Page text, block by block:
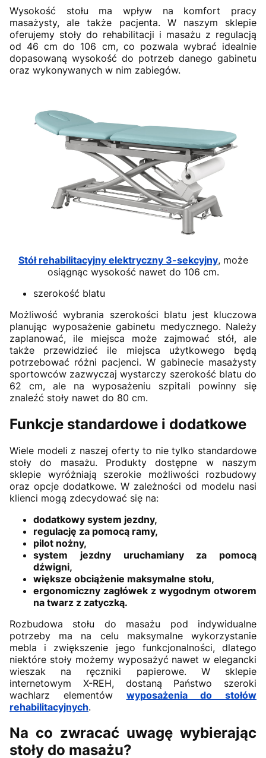
Wysokość stołu ma wpływ na komfort pracy
masażysty, ale także pacjenta. W naszym sklepie
oferujemy stoły do rehabilitacji i masażu z regulacją
od 46 cm do 106 cm, co pozwala wybrać idealnie
dopasowaną wysokość do potrzeb danego gabinetu
oraz wykonywanych w nim zabiegów.
Stół rehabilitacyjny elektryczny 3-sekcyjny, może
osiągnąc wysokość nawet do 106 cm.
szerokość blatu
Możliwość wybrania szerokości blatu jest kluczowa
planując wyposażenie gabinetu medycznego. Należy
zaplanować, ile miejsca może zajmować stół, ale
także przewidzieć ile miejsca użytkowego będą
potrzebować różni pacjenci. W gabinecie masażysty
sportowców zazwyczaj wystarczy szerokość blatu do
62 cm, ale na wyposażeniu szpitali powinny się
znaleźć stoły nawet do 80 cm.
Funkcje standardowe i dodatkowe
Wiele modeli z naszej oferty to nie tylko standardowe
stoły do masażu. Produkty dostępne w naszym
sklepie wyróżniają szerokie możliwości rozbudowy
oraz opcje dodatkowe. W zależności od modelu nasi
klienci mogą zdecydować się na:
dodatkowy system jezdny,
regulację za pomocą ramy,
pilot nożny,
system jezdny uruchamiany za pomocą
dźwigni,
większe obciążenie maksymalne stołu,
ergonomiczny zagłówek z wygodnym otworem
na twarz z zatyczką.
Rozbudowa stołu do masażu pod indywidualne
potrzeby ma na celu maksymalne wykorzystanie
mebla i zwiększenie jego funkcjonalności, dlatego
niektóre stoły możemy wyposażyć nawet w elegancki
wieszak na ręczniki papierowe. W sklepie
internetowym X-REH, dostaną Państwo szeroki
wachlarz elementów wyposażenia do stołów
rehabilitacyjnych.
Na co zwracać uwagę wybierając
stoły do masażu?